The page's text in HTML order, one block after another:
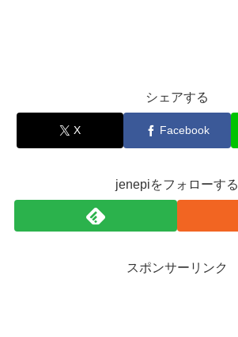
シェアする
X Facebook
jenepiをフォローする
スポンサーリンク